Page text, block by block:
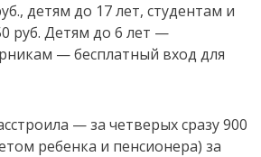
детям до 17 лет, студентам и
руб. Детям до 6 лет —
— бесплатный вход для
— за четверых сразу 900
ребенка и пенсионера) за